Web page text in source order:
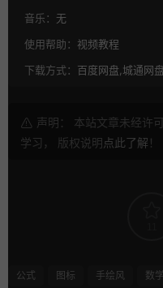
音乐： 无
使用帮助： 视频教程
下载方式： 百度网盘,城通网
声明： 本站文章未经许
学习， 版权说明点此了解 ！
公式 图标 手绘风 数学